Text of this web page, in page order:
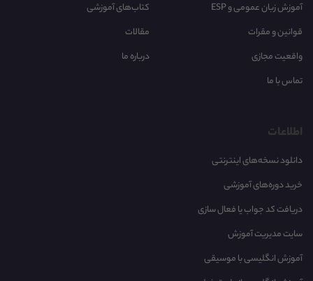
آموزش زبان عمومی و ESP
کتاب‌های آموزشی
قوانین و مقرات
مقالات
واقعیت مجازی
درباره ما
تماس با ما
اطلاعات
دانلود نسخه‌های اینترنتی
خرید دوره‌های آموزشی
دریافت کد جواب یا فعال سازی
سایت مدیریت آموزش
آموزش انگلیسی با موسیقی‌